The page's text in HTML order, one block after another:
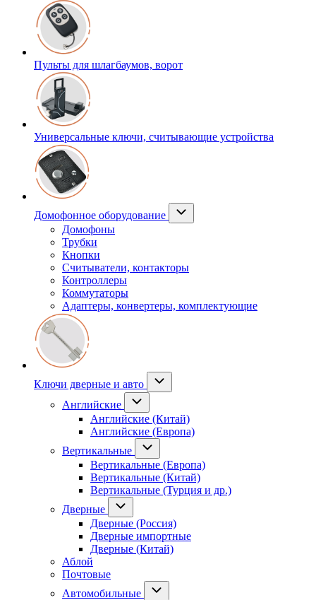
Пульты для шлагбаумов, ворот
Универсальные ключи, считывающие устройства
Домофонное оборудование
Домофоны
Трубки
Кнопки
Считыватели, контакторы
Контроллеры
Коммутаторы
Адаптеры, конвертеры, комплектующие
Ключи дверные и авто
Английские
Английские (Китай)
Английские (Европа)
Вертикальные
Вертикальные (Европа)
Вертикальные (Китай)
Вертикальные (Турция и др.)
Дверные
Дверные (Россия)
Дверные импортные
Дверные (Китай)
Аблой
Почтовые
Автомобильные